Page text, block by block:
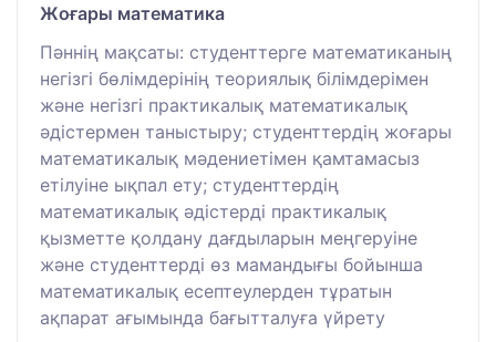
Жоғары математика
Пәннің мақсаты: студенттерге математиканың
негізгі бөлімдерінің теориялық білімдерімен
және негізгі практикалық математикалық
әдістермен таныстыру; студенттердің жоғары
математикалық мәдениетімен қамтамасыз
етілуіне ықпал ету; студенттердің
математикалық әдістерді практикалық
қызметте қолдану дағдыларын меңгеруіне
және студенттерді өз мамандығы бойынша
математикалық есептеулерден тұратын
ақпарат ағымында бағытталуға үйрету